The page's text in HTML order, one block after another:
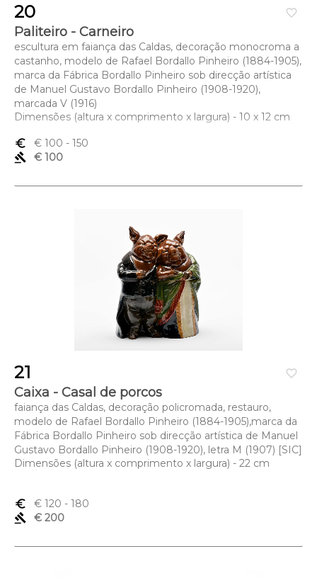
favorite_border
20
Paliteiro - Carneiro
escultura em faiança das Caldas, decoração monocroma a
castanho, modelo de Rafael Bordallo Pinheiro (1884-1905),
marca da Fábrica Bordallo Pinheiro sob direcção artística
de Manuel Gustavo Bordallo Pinheiro (1908-1920),
marcada V (1916)
Dimensões (altura x comprimento x largura) - 10 x 12 cm
euro_symbol € 100 - 150
gavel
€ 100
favorite_border
21
Caixa - Casal de porcos
faiança das Caldas, decoração policromada, restauro,
modelo de Rafael Bordallo Pinheiro (1884-1905),marca da
Fábrica Bordallo Pinheiro sob direcção artística de Manuel
Gustavo Bordallo Pinheiro (1908-1920), letra M (1907) [SIC]
Dimensões (altura x comprimento x largura) - 22 cm
euro_symbol € 120 - 180
gavel
€ 200